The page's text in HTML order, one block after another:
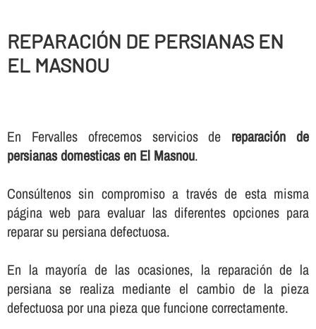
REPARACIÓN DE PERSIANAS EN
EL MASNOU
En Fervalles ofrecemos servicios de reparación de
persianas domesticas en El Masnou.
Consúltenos sin compromiso a través de esta misma
página web para evaluar las diferentes opciones para
reparar su persiana defectuosa.
En la mayorí­a de las ocasiones, la reparación de la
persiana se realiza mediante el cambio de la pieza
defectuosa por una pieza que funcione correctamente.